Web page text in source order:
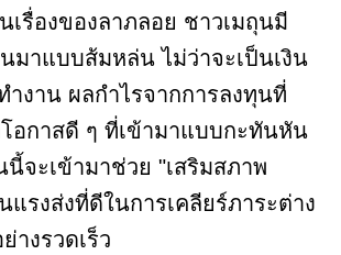
เรื่องของลาภลอย ชาวเมถุนมี
มาแบบส้มหล่น ไม่ว่าจะเป็นเงิน
ำงาน ผลกำไรจากการลงทุนที่
โอกาสดี ๆ ที่เข้ามาแบบกะทันหัน
นี้จะเข้ามาช่วย "เสริมสภาพ
แรงส่งที่ดีในการเคลียร์ภาระต่าง
างรวดเร็ว